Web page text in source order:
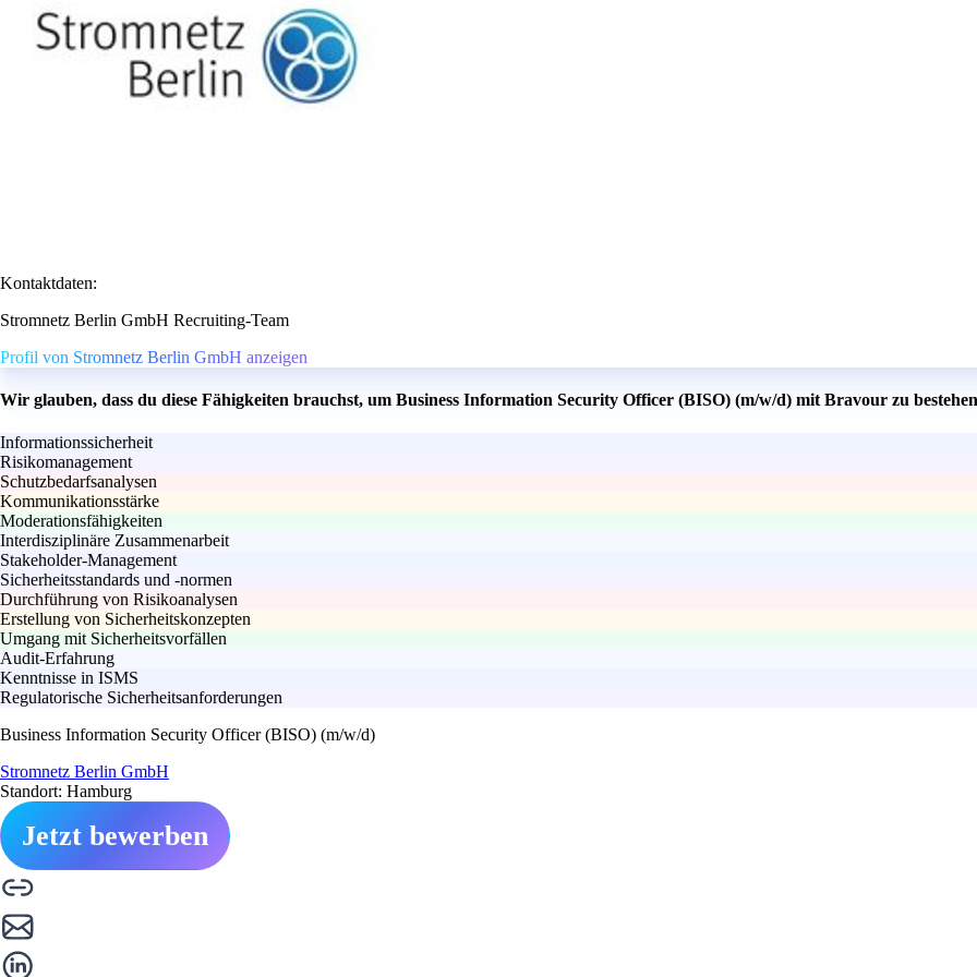
Kontaktdaten:
Stromnetz Berlin GmbH Recruiting-Team
Profil von Stromnetz Berlin GmbH anzeigen
Wir glauben, dass du diese Fähigkeiten brauchst, um Business Information Security Officer (BISO) (m/w/d) mit Bravour zu bestehen
Informationssicherheit
Risikomanagement
Schutzbedarfsanalysen
Kommunikationsstärke
Moderationsfähigkeiten
Interdisziplinäre Zusammenarbeit
Stakeholder-Management
Sicherheitsstandards und -normen
Durchführung von Risikoanalysen
Erstellung von Sicherheitskonzepten
Umgang mit Sicherheitsvorfällen
Audit-Erfahrung
Kenntnisse in ISMS
Regulatorische Sicherheitsanforderungen
Business Information Security Officer (BISO) (m/w/d)
Stromnetz Berlin GmbH
Standort: Hamburg
Jetzt bewerben